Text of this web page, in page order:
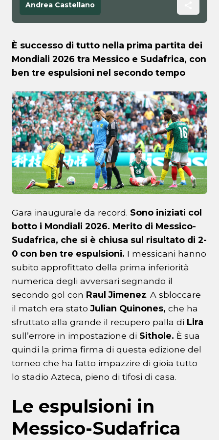
Andrea Castellano
È successo di tutto nella prima partita dei
Mondiali 2026 tra Messico e Sudafrica, con
ben tre espulsioni nel secondo tempo
Gara inaugurale da record. Sono iniziati col
botto i Mondiali 2026. Merito di Messico-
Sudafrica, che si è chiusa sul risultato di 2-
0 con ben tre espulsioni. I messicani hanno
subito approfittato della prima inferiorità
numerica degli avversari segnando il
secondo gol con Raul Jimenez. A sbloccare
il match era statoJulian Quinones, che ha
sfruttato alla grande il recupero palla di Lira
sull’errore in impostazione di Sithole. È sua
quindi la prima firma di questa edizione del
torneo che ha fatto impazzire di gioia tutto
lo stadio Azteca, pieno di tifosi di casa.
Le espulsioni in
Messico-Sudafrica